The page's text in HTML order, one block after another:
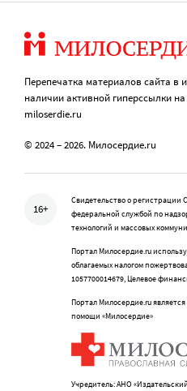
Перепечатка материалов сайта в
наличии активной гиперссылки
miloserdie.ru
© 2024 – 2026. Милосердие.ru
16+
Свидетельство о
федеральной службой по
технологий и массовых
Портал Милосердие.ru
облагаемых налогом
1057700014679, Целевое
Портал Милосердие.ru
помощи «Милосердие»
Учредитель: АНО